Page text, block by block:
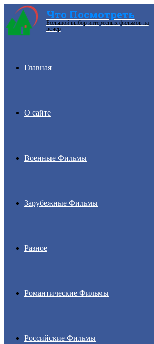
Menu
Что Посмотреть
Большой выбор интересных фильмов на
вечер
Главная
О сайте
Военные Фильмы
Зарубежные Фильмы
Разное
Романтические Фильмы
Российские Фильмы